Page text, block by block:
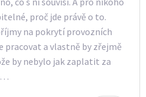
proč jde právě o to.
na pokrytí provozních
pracovat a vlastně by zřejmě
by nebylo jak zaplatit za